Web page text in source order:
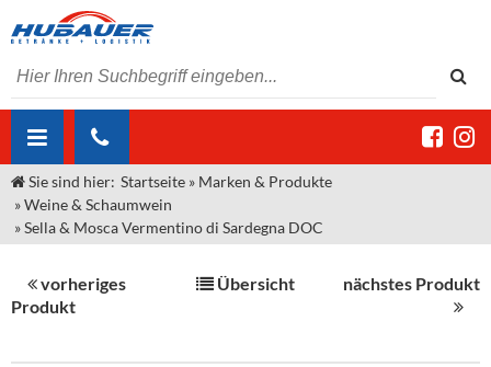
ÜBER UNS
Jobs
Unser Liefergebiet
Unser Team
AKTUELLES
Angebote Gastronomie & Großhandel
Gastronomie
Innovation - Die Neue Art des Bierzapfens
MARKEN & PRODUKTE
Weine & Schaumwein
Sie sind hier: Startseite » Marken & Produkte
»Weine & Schaumwein
»Sella & Mosca Vermentino di Sardegna DOC
vorheriges
Produkt
Übersicht nächstes Produkt